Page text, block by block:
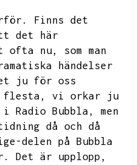
Finns det
det här
ofta nu,
som man
händelser
ju för oss
flesta,
vi orkar ju
Radio Bubbla,
men
då och då
delen på Bubbla
Det är upplopp,